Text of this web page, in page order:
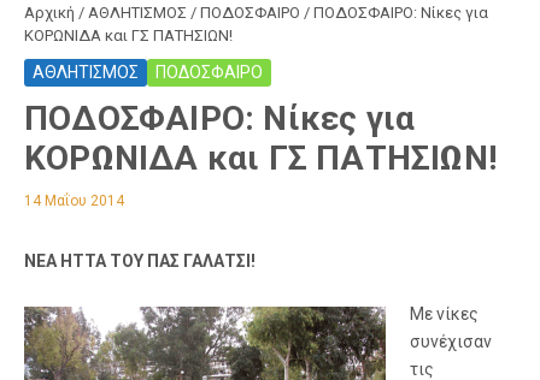
Αρχική / ΑΘΛΗΤΙΣΜΟΣ / ΠΟΔΟΣΦΑΙΡΟ / ΠΟΔΟΣΦΑΙΡΟ: Νίκες για
ΚΟΡΩΝΙΔΑ και ΓΣ ΠΑΤΗΣΙΩΝ!
ΑΘΛΗΤΙΣΜΟΣ ΠΟΔΟΣΦΑΙΡΟ
ΠΟΔΟΣΦΑΙΡΟ: Νίκες για
ΚΟΡΩΝΙΔΑ και ΓΣ ΠΑΤΗΣΙΩΝ!
14 Μαΐου 2014
ΝΕΑ ΗΤΤΑ ΤΟΥ ΠΑΣ ΓΑΛΑΤΣΙ!
Με νίκες
συνέχισαν
τις